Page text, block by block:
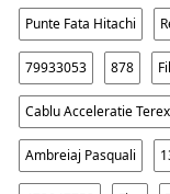
Punte Fata Hitachi
79933053 878
Cablu Acceleratie
Ambreiaj Pasquali